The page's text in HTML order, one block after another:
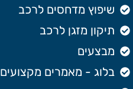
שיפוץ מדחסים לרכב
תיקון מזגן לרכב
מבצעים
בלוג - מאמרים מקצועים